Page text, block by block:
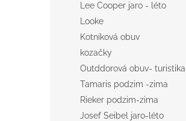
Lee Cooper jaro - léto
Looke
Kotníková obuv
kozačky
Outddorová obuv- turistika
Tamaris podzim -zima
Rieker podzim-zima
Josef Seibel jaro-léto